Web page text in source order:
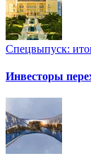
Спецвыпуск:
Инвесторы